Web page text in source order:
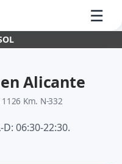
☰
en Alicante
Km. N-332
06:30-22:30.